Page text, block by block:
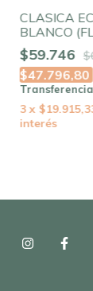
CLASICA
BLANCO
MEDIA)
$59.746
$47.796,80
Transferencia
3 x
interés